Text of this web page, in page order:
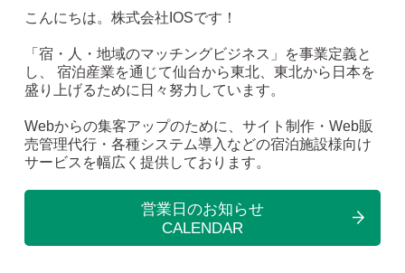
こんにちは。株式会社IOSです！
「宿・人・地域のマッチングビジネス」を事業定義と
し、 宿泊産業を通じて仙台から東北、東北から日本を
盛り上げるために日々努力しています。
Webからの集客アップのために、サイト制作・Web販
売管理代行・各種システム導入などの宿泊施設様向け
サービスを幅広く提供しております。
営業日のお知らせ
CALENDAR